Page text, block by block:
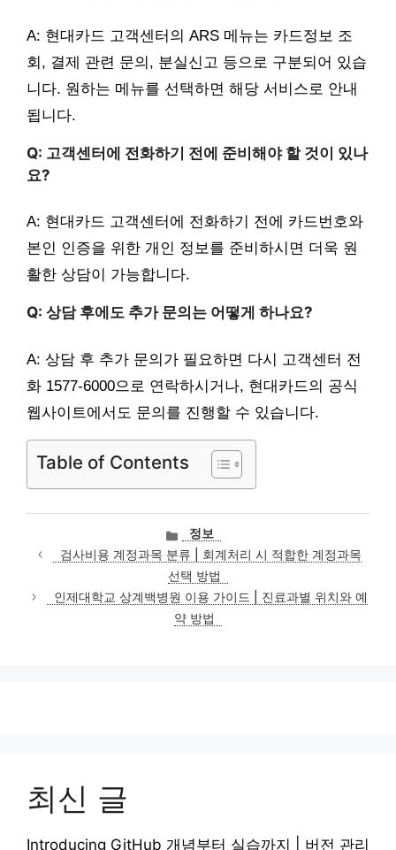
A: 현대카드 고객센터의 ARS 메뉴는 카드정보 조
회, 결제 관련 문의, 분실신고 등으로 구분되어 있습
니다. 원하는 메뉴를 선택하면 해당 서비스로 안내
됩니다.
Q: 고객센터에 전화하기 전에 준비해야 할 것이 있나
요?
A: 현대카드 고객센터에 전화하기 전에 카드번호와
본인 인증을 위한 개인 정보를 준비하시면 더욱 원
활한 상담이 가능합니다.
Q: 상담 후에도 추가 문의는 어떻게 하나요?
A: 상담 후 추가 문의가 필요하면 다시 고객센터 전
화 1577-6000으로 연락하시거나, 현대카드의 공식
웹사이트에서도 문의를 진행할 수 있습니다.
Table of Contents
카
테
고
리
정보
검사비용 계정과목 분류 | 회계처리 시 적합한 계정과목
선택 방법
인제대학교 상계백병원 이용 가이드 | 진료과별 위치와 예
약 방법
최신 글
Introducing GitHub 개념부터 실습까지 | 버전 관리